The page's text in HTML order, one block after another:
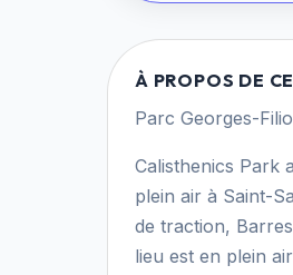
À PROPOS DE
Parc Georges-
Calisthenics Park
plein air à Saint-
de traction,
lieu est en plein